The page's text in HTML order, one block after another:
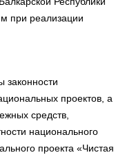
при реализации
законности
проектов, а
средств,
национального
проекта «Чистая